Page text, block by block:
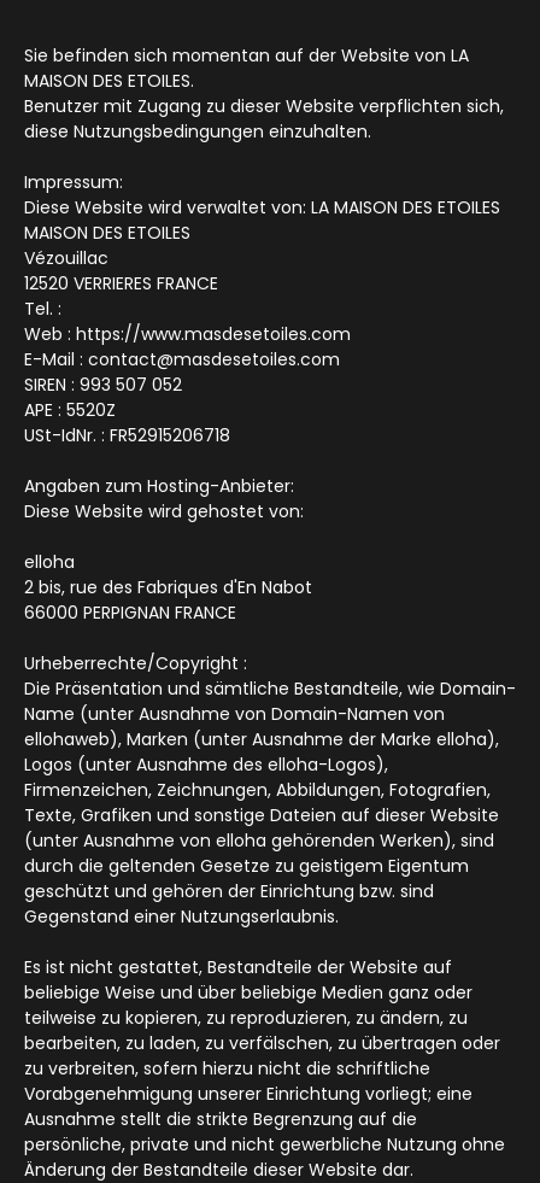
Sie befinden sich momentan auf der Website von LA
MAISON DES ETOILES.
Benutzer mit Zugang zu dieser Website verpflichten sich,
diese Nutzungsbedingungen einzuhalten.
Impressum:
Diese Website wird verwaltet von: LA MAISON DES ETOILES
MAISON DES ETOILES
Vézouillac
12520 VERRIERES FRANCE
Tel. :
Web : https://www.masdesetoiles.com
E-Mail : contact@masdesetoiles.com
SIREN : 993 507 052
APE : 5520Z
USt-IdNr. : FR52915206718
Angaben zum Hosting-Anbieter:
Diese Website wird gehostet von:
elloha
2 bis, rue des Fabriques d'En Nabot
66000 PERPIGNAN FRANCE
Urheberrechte/Copyright :
Die Präsentation und sämtliche Bestandteile, wie Domain-
Name (unter Ausnahme von Domain-Namen von
ellohaweb), Marken (unter Ausnahme der Marke elloha),
Logos (unter Ausnahme des elloha-Logos),
Firmenzeichen, Zeichnungen, Abbildungen, Fotografien,
Texte, Grafiken und sonstige Dateien auf dieser Website
(unter Ausnahme von elloha gehörenden Werken), sind
durch die geltenden Gesetze zu geistigem Eigentum
geschützt und gehören der Einrichtung bzw. sind
Gegenstand einer Nutzungserlaubnis.
Es ist nicht gestattet, Bestandteile der Website auf
beliebige Weise und über beliebige Medien ganz oder
teilweise zu kopieren, zu reproduzieren, zu ändern, zu
bearbeiten, zu laden, zu verfälschen, zu übertragen oder
zu verbreiten, sofern hierzu nicht die schriftliche
Vorabgenehmigung unserer Einrichtung vorliegt; eine
Ausnahme stellt die strikte Begrenzung auf die
persönliche, private und nicht gewerbliche Nutzung ohne
Änderung der Bestandteile dieser Website dar.